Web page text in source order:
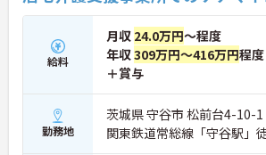
って働き続けられるおすすめの職場です。
★おすすめPOINT★
【夜勤なし×年間休日119日！オンオフのメ
をつけて働ける環境です】
・身体への負担が少ない夜勤なしの勤務で年間
・毎月1日付与されるリフレッシュ休暇と有給
み合わせて連休を取得しプライベートを満喫
給料
月収 24.0万円～程度
年収309万円～416万円程
＋賞与
勤務地
茨城県 守谷市 松前台4-10-1
関東鉄道常総線「守谷駅」